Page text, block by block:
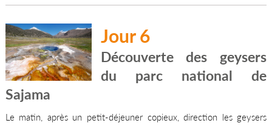
Jour 6
Découverte des geysers
du parc national de
Sajama
Le matin, après un petit-déjeuner copieux, direction les geysers